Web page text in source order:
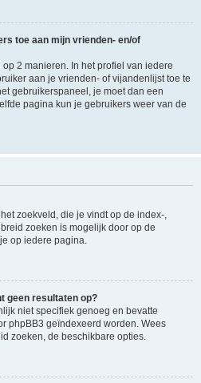
toe aan mijn vrienden- en/of
2 manieren. In het profiel van iedere
aan je vrienden- of vijandenlijst toe te
gebruikerspaneel, je moet dan een
pagina kun je gebruikers weer van de
zoekveld, die je vindt op de index-,
zoeken is mogelijk door op de
op iedere pagina.
geen resultaten op?
niet specifiek genoeg en bevatte
phpBB3 geïndexeerd worden. Wees
zoeken, de beschikbare opties.